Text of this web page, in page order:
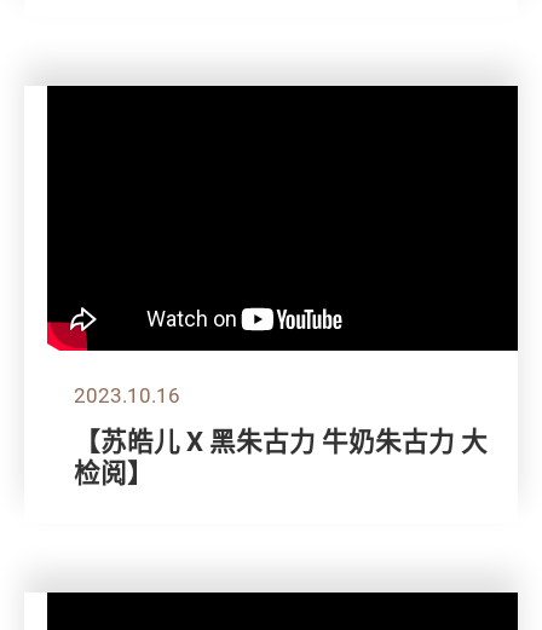
2023.10.16
【苏皓儿 X 黑朱古力 牛奶朱古力 大
检阅】